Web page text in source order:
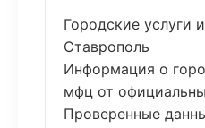
Городские услуги
Ставрополь
Информация о
мфц от
Проверенные